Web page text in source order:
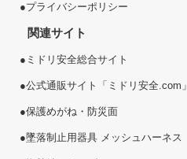
●プライバシーポリシー
関連サイト
● ミドリ安全総合サイト
●公式通販サイト「ミドリ安全.com」
●保護めがね・防災面
●墜落制止用器具 メッシュハーネス